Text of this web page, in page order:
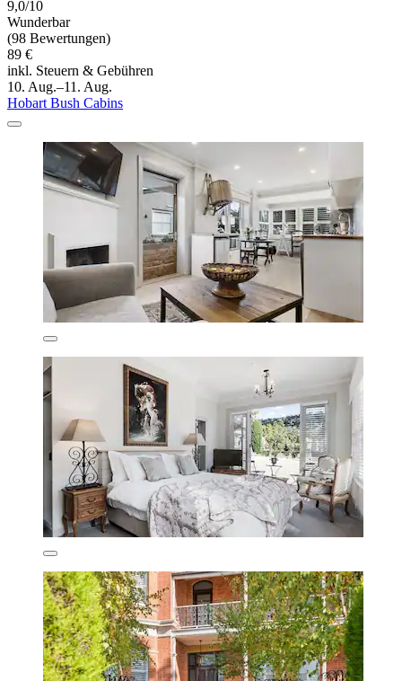
9,0/10
Wunderbar
(98 Bewertungen)
89 €
inkl. Steuern & Gebühren
10. Aug.–11. Aug.
Hobart Bush Cabins